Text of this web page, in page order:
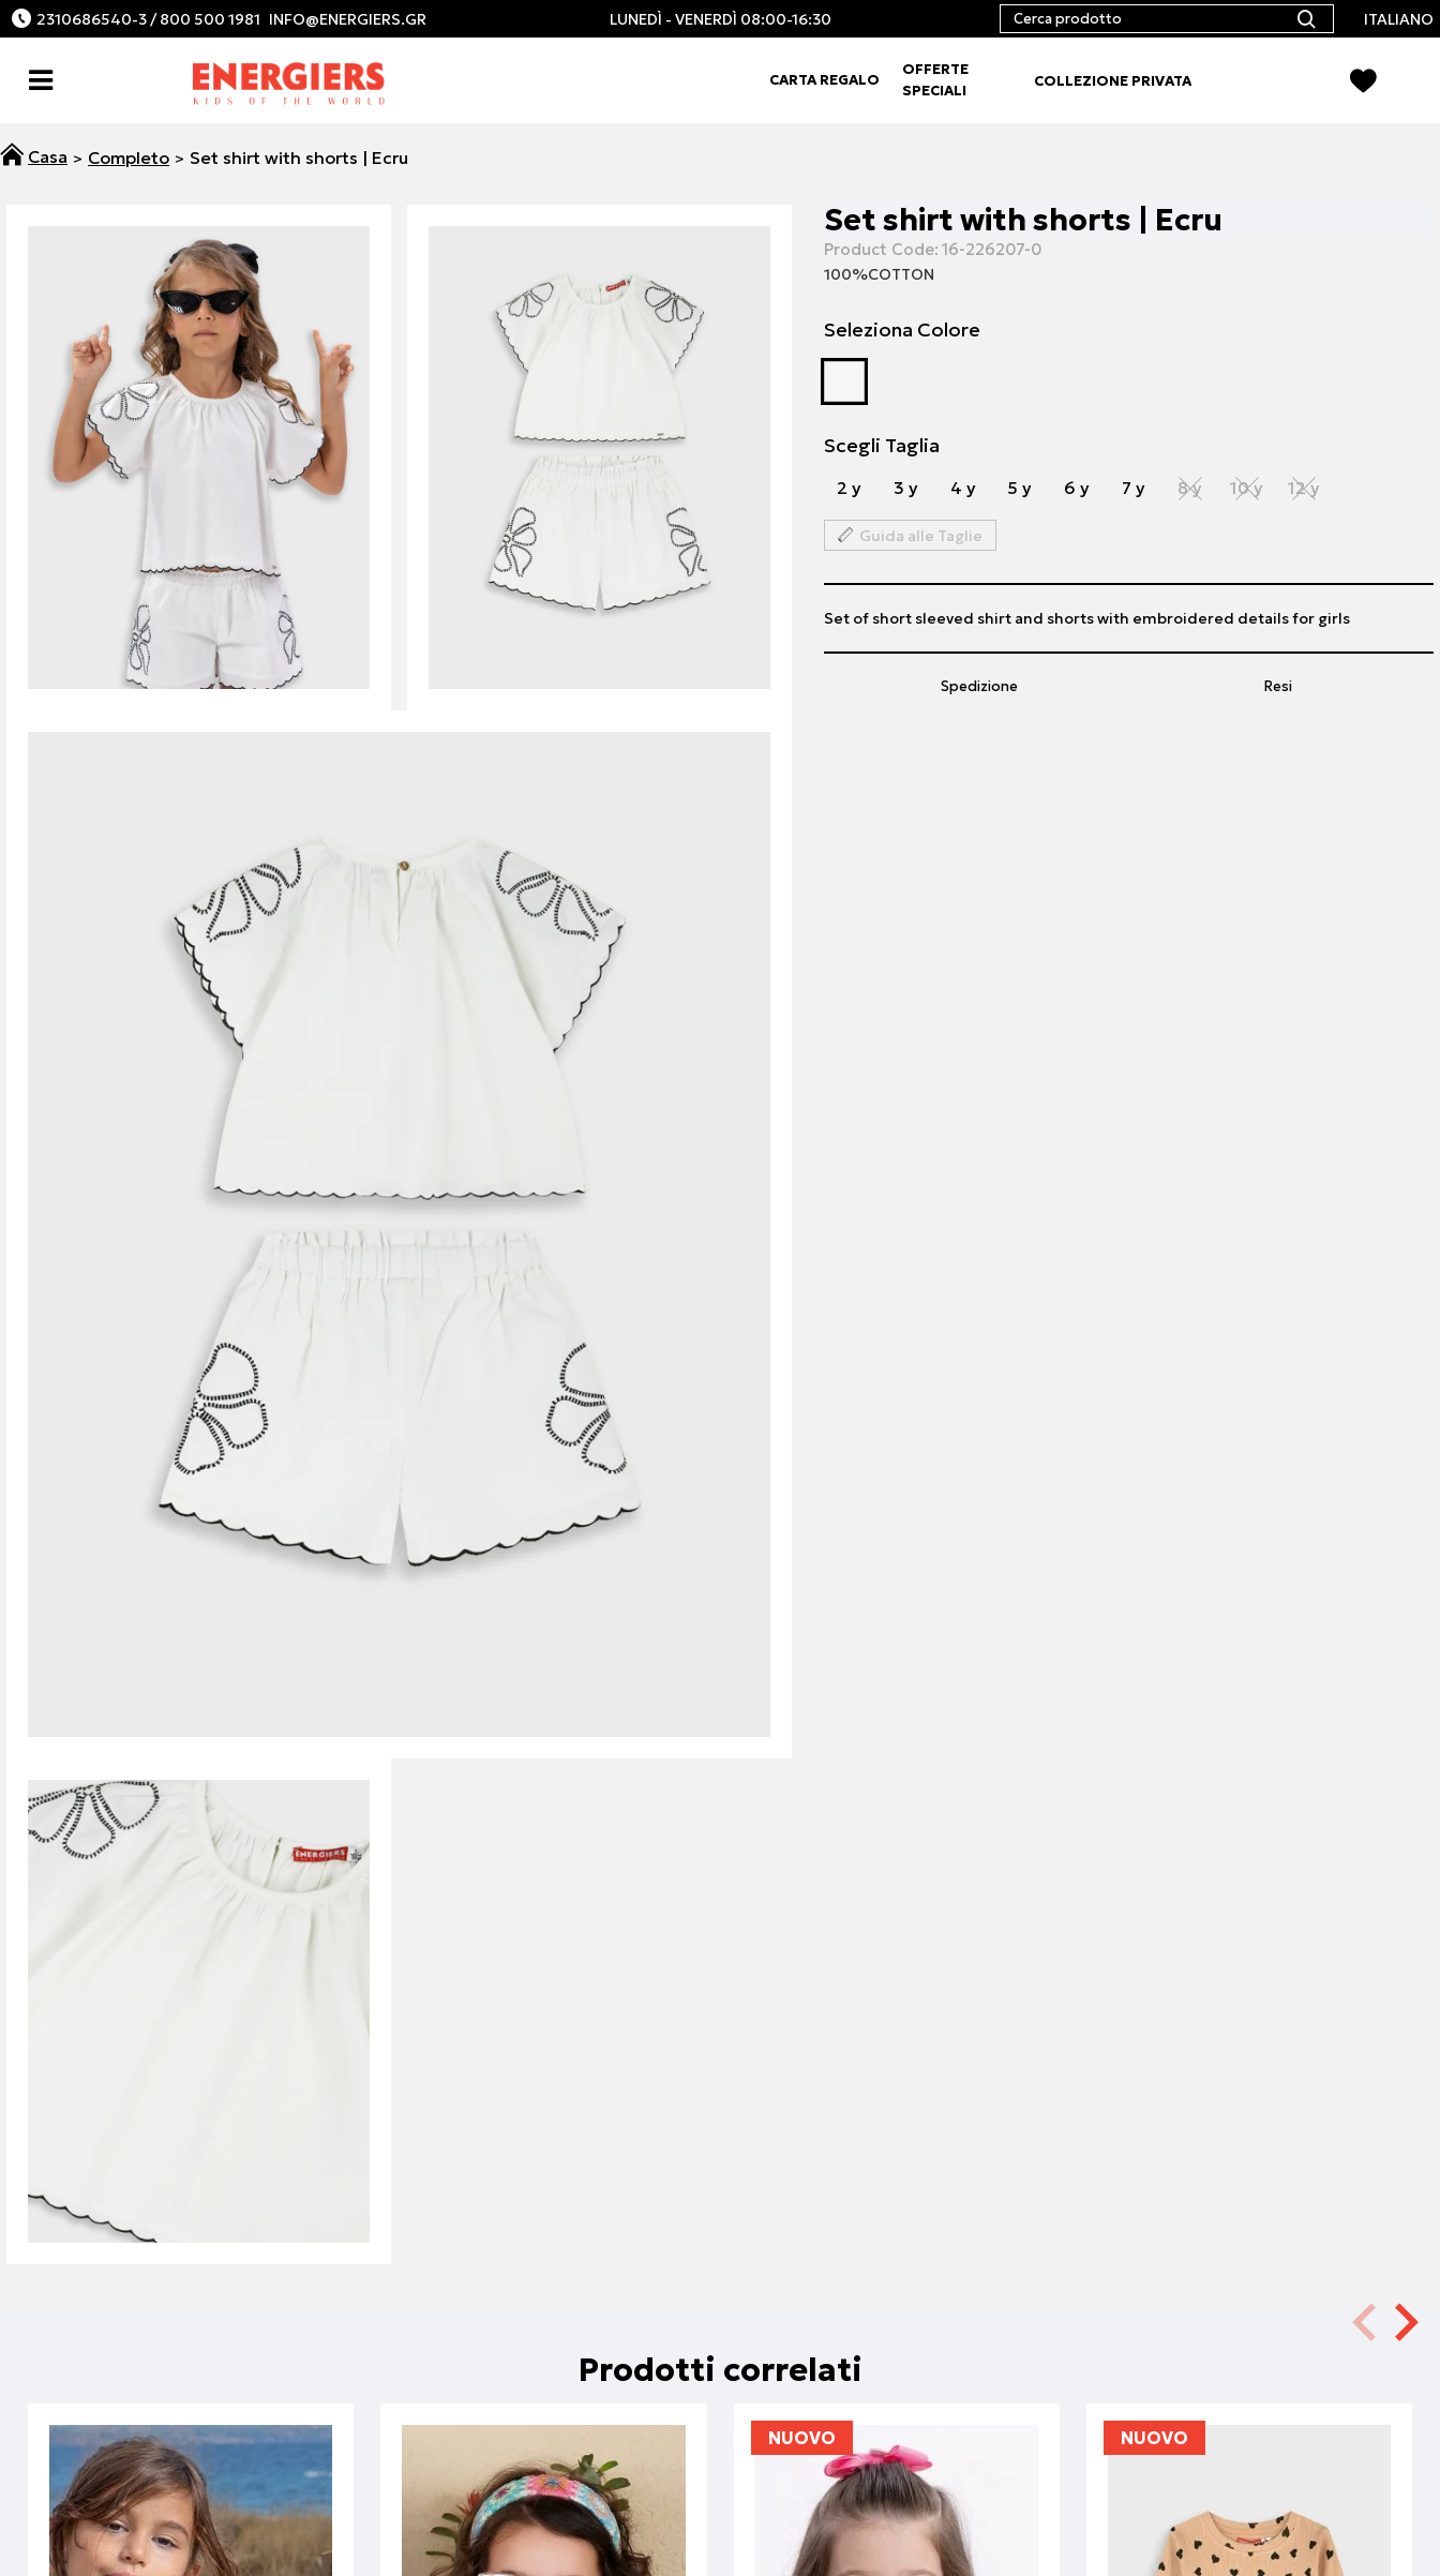
2310686540-3 / 800 500 1981 LUNEDÌ - VENERDÌ 08:00-16:30 ITALIANO
CARTA REGALO
OFFERTE
SPECIALI
COLLEZIONE PRIVATA
Completo Set shirt with shorts | Ecru
Set shirt with shorts | Ecru
Product Code: 16-226207-0
100%COTTON
Seleziona Colore
Scegli Taglia
2 y 3 y 4 y 5 y 6 y 7 y 8 y 10 y 12 y
Guida alle Taglie
Spedizione Resi
Set of short sleeved shirt and shorts with embroidered details for girls
Prodotti correlati
NUOVO NUOVO